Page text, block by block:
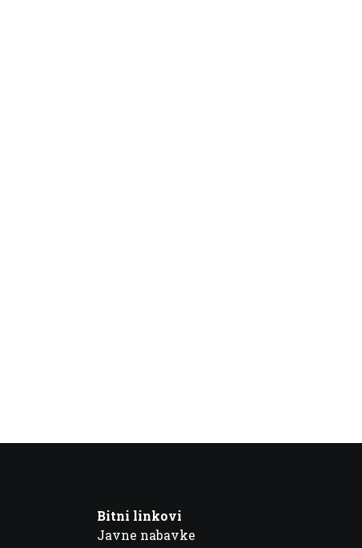
Bitni linkovi
Javne nabavke